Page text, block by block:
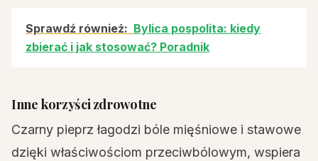
Sprawdź również: Bylica pospolita: kiedy
zbierać i jak stosować? Poradnik
Inne korzyści zdrowotne
Czarny pieprz łagodzi bóle mięśniowe i stawowe
dzięki właściwościom przeciwbólowym, wspiera